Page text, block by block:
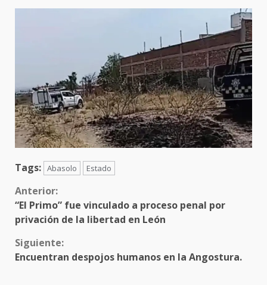
Tags: Abasolo Estado
Sigue
leyendo
Anterior:
“El Primo” fue vinculado a proceso penal por
privación de la libertad en León
Siguiente:
Encuentran despojos humanos en la Angostura.